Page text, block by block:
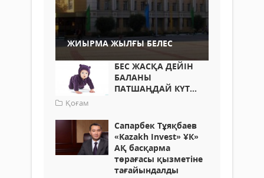
ЖИЫРМА ЖЫЛҒЫ БЕЛЕС
БЕС ЖАСҚА ДЕЙІН
БАЛАНЫ
ПАТШАҢДАЙ КҮТ...
Қоғам
Сапарбек Тұяқбаев
«Kazakh Invest» ҰК»
АҚ басқарма
төрағасы қызметіне
тағайындалды